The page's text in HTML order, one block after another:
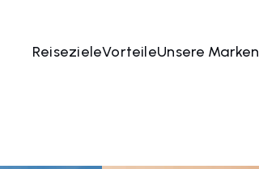
ReisezieleVorteileUnsere Marken